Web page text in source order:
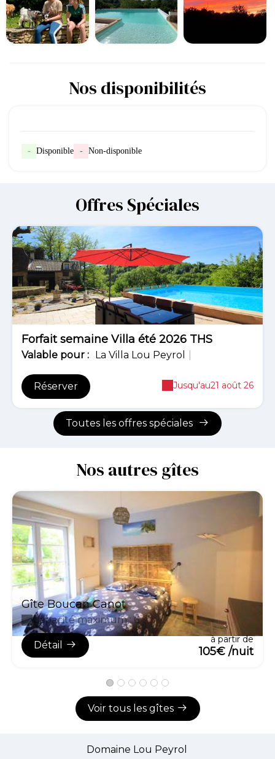
Nos disponibilités
- Disponible - Non-disponible
Offres Spéciales
Forfait semaine Villa été 2026 THS
Valable pour : La Villa Lou Peyrol
Réserver Jusqu'au21 août 26
Toutes les offres spéciales
Nos autres gîtes
Gîte Boucan Canot
Capacité maximum : 6
Détail
à partir de
105€ /nuit
Voir tous les gîtes
Domaine Lou Peyrol